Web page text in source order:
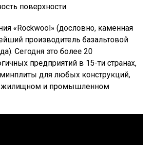
поверхности.
«Rockwool» (дословно, каменная
производитель базальтовой
Сегодня это более 20
предприятий в 15-ти странах,
для любых конструкций,
жилищном и промышленном